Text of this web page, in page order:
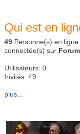
Qui est en
49 Personne(s) en ligne
connectée(s) sur Forum
Utilisateurs: 0
Invités: 49
plus...